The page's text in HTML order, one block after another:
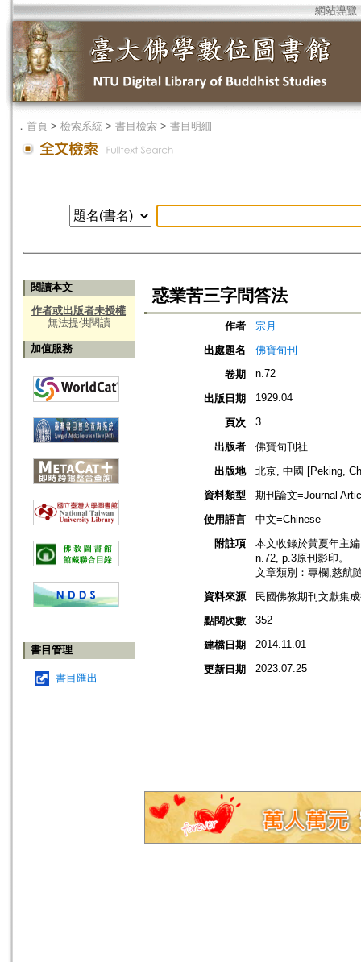
網站導覽
． 首頁 > 檢索系統 > 書目檢索 > 書目明細
閱讀本文
作者或出版者未授權
無法提供閱讀
加值服務
書目管理
書目匯出
惑業苦三字問答法
作者
宗月
出處題名
佛寶旬刊
卷期
n.72
出版日期 1929.04
頁次 3
出版者
佛寶旬刊社
出版地
北京, 中國 [Peking,
資料類型
期刊論文=Journal
使用語言
中文=Chinese
附註項
本文收錄於黃夏年主
n.72, p.3原刊影印。
文章類別：專欄,慈航
資料來源
民國佛教期刊文獻集
點閱次數
352
建檔日期 2014.11.01
更新日期 2023.07.25